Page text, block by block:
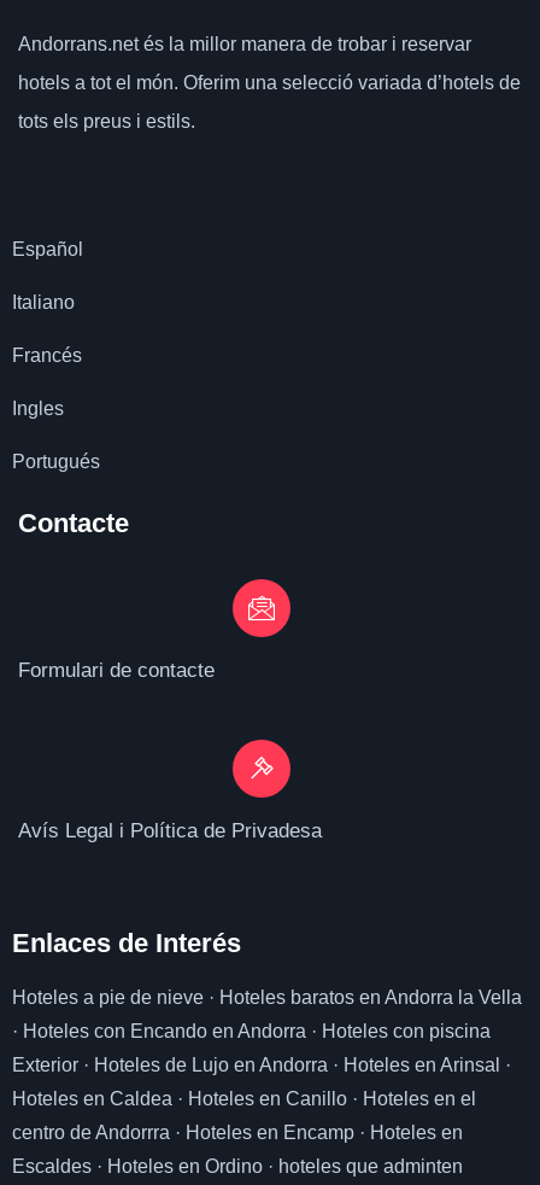
Andorrans.netés la millor manera de trobar i reservar
hotels a tot el món. Oferim una selecció variada d’hotels de
tots els preus i estils.
Español
Italiano
Francés
Ingles
Portugués
Contacte
Formulari de contacte
Avís Legal i Política de Privadesa
Enlaces de Interés
Hoteles a pie de nieve · Hoteles baratos en Andorra la Vella
· Hoteles con Encando en Andorra · Hoteles con piscina
Exterior · Hoteles de Lujo en Andorra · Hoteles en Arinsal
·
Hoteles en Caldea · Hoteles en Canillo · Hoteles en el
centro de Andorrra · Hoteles en Encamp · Hoteles en
Escaldes · Hoteles en Ordino · hoteles que adminten